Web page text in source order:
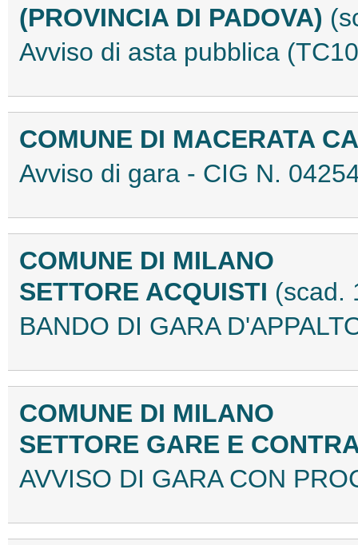
(PROVINCIA DI PADOVA)
Avviso di asta pubblica
COMUNE DI MACERATA
Avviso di gara - CIG N.
COMUNE DI MILANO
SETTORE ACQUISTI (scad.
BANDO DI GARA
COMUNE DI MILANO
SETTORE GARE E
AVVISO DI GARA CON